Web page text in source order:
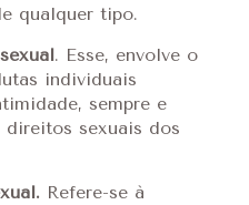
qualquer tipo.
. Esse, envolve o
individuais
sempre e
sexuais dos
Refere-se à